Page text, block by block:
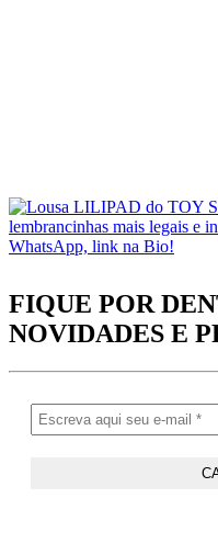
FIQUE POR
NOVIDADES E